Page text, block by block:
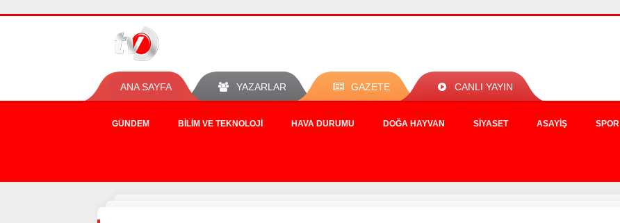
ANA SAYFA YAZARLAR GAZETE CANLI YAYIN
GÜNDEM BILIM VE TEKNOLOJI HAVA DURUMU DOĞA HAYVAN SIYASET ASAYIŞ SPOR